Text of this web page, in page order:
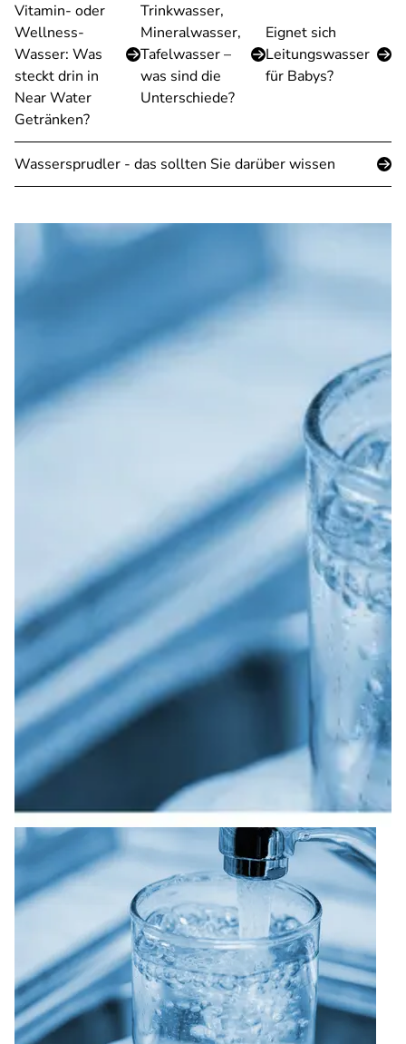
Vitamin- oder
Wellness-
Wasser: Was
steckt drin in
Near Water
Getränken?
Trinkwasser,
Mineralwasser,
Tafelwasser –
was sind die
Unterschiede?
Eignet sich
Leitungswasser
für Babys?
Wassersprudler - das sollten Sie darüber wissen